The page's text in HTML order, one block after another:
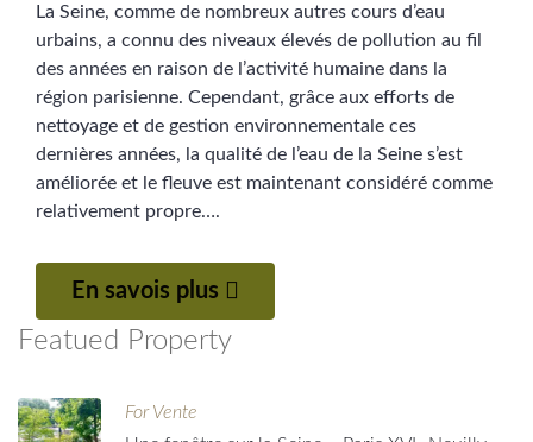
La Seine, comme de nombreux autres cours d’eau
urbains, a connu des niveaux élevés de pollution au fil
des années en raison de l’activité humaine dans la
région parisienne. Cependant, grâce aux efforts de
nettoyage et de gestion environnementale ces
dernières années, la qualité de l’eau de la Seine s’est
améliorée et le fleuve est maintenant considéré comme
relativement propre….
En savois plus
Featued Property
For Vente